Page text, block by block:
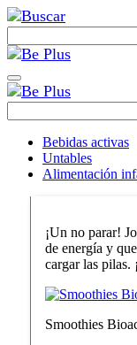
Bebidas activas
Untables
Alimentación
¡Un no parar!
de energía y
cargar las pilas.
Smoothies